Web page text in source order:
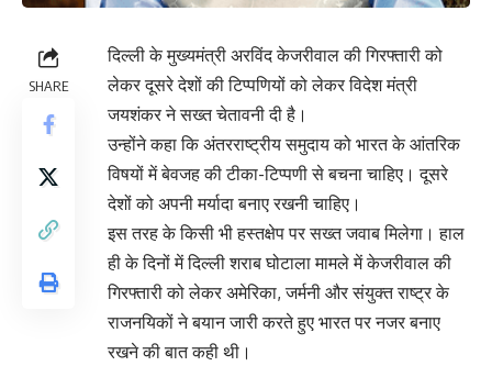
SHARE
दिल्ली के मुख्यमंत्री अरविंद केजरीवाल की गिरफ्तारी को
लेकर दूसरे देशों की टिप्पणियों को लेकर विदेश मंत्री
जयशंकर ने सख्त चेतावनी दी है।
उन्होंने कहा कि अंतरराष्ट्रीय समुदाय को भारत के आंतरिक
विषयों में बेवजह की टीका-टिप्पणी से बचना चाहिए। दूसरे
देशों को अपनी मर्यादा बनाए रखनी चाहिए।
इस तरह के किसी भी हस्तक्षेप पर सख्त जवाब मिलेगा। हाल
ही के दिनों में दिल्ली शराब घोटाला मामले में केजरीवाल की
गिरफ्तारी को लेकर अमेरिका, जर्मनी और संयुक्त राष्ट्र के
राजनयिकों ने बयान जारी करते हुए भारत पर नजर बनाए
रखने की बात कही थी।